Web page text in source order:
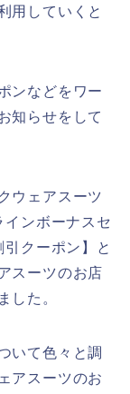
用していくと
ンなどをワー
知らせをして
ウェアスーツ
ンボーナスセ
クーポン】と
スーツのお店
した。
いて色々と調
アスーツのお